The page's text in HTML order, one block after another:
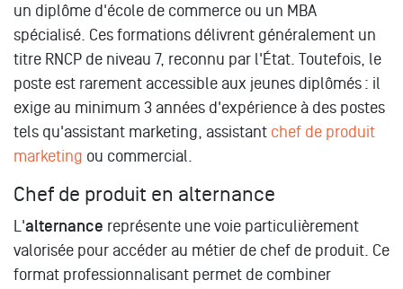
un diplôme d'école de commerce ou un MBA
spécialisé. Ces formations délivrent généralement un
titre RNCP de niveau 7, reconnu par l'État. Toutefois, le
poste est rarement accessible aux jeunes diplômés : il
exige au minimum 3 années d'expérience à des postes
tels qu'assistant marketing, assistant chef de produit
marketing ou commercial.
Chef de produit en alternance
L'alternance représente une voie particulièrement
valorisée pour accéder au métier de chef de produit. Ce
format professionnalisant permet de combiner